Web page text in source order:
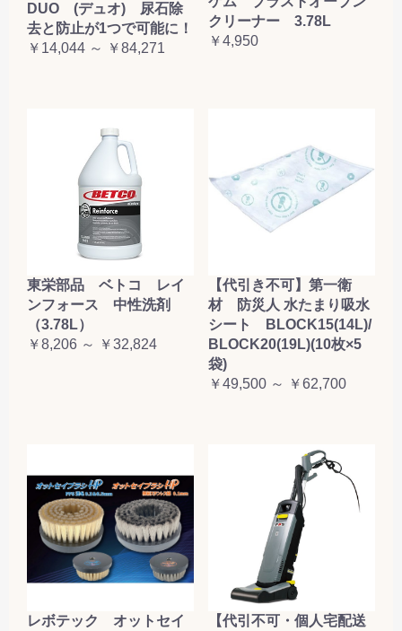
DUO (デュオ) 尿石除
去と防止が1つで可能に！
￥14,044 ～ ￥84,271
クリーナー 3.78L
￥4,950
東栄部品 ベトコ レイ
ンフォース 中性洗剤
（3.78L）
￥8,206 ～ ￥32,824
【代引き不可】第一衛
材 防災人 水たまり吸水
シート BLOCK15(14L)/
BLOCK20(19L)(10枚×5
袋)
￥49,500 ～ ￥62,700
レボテック オットセイ
【代引不可・個人宅配送